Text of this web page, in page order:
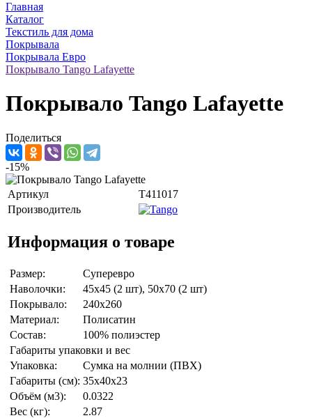
Главная
Каталог
Текстиль для дома
Покрывала
Покрывала Евро
Покрывало Tango Lafayette
Покрывало Tango Lafayette
Поделиться
-15%
Артикул
T411017
Производитель
Информация о товаре
Размер:
Суперевро
Наволочки:
45x45 (2 шт), 50x70 (2 шт)
Покрывало:
240x260
Материал:
Полисатин
Состав:
100% полиэстер
Габариты упаковки и вес
Упаковка:
Сумка на молнии (ПВХ)
Габариты (см): 35x40x23
Объём (м3):
0.0322
Вес (кг):
2.87